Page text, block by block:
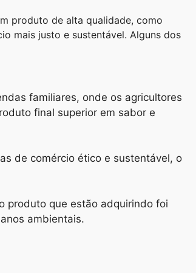
produto de alta qualidade, como
mais justo e sustentável. Alguns dos
familiares, onde os agricultores
final superior em sabor e
de comércio ético e sustentável, o
produto que estão adquirindo foi
ambientais.